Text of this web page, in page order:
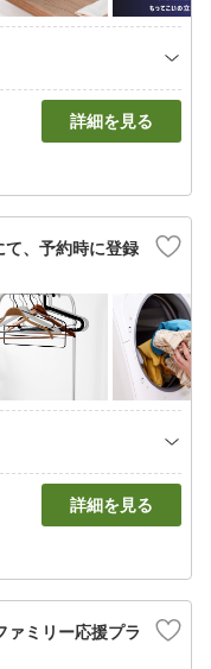
詳細を見る
、予約時に登録
詳細を見る
ァミリー応援プラ